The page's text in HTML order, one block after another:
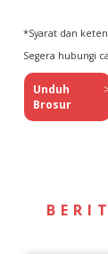
*Syarat dan
Segera hubungi
Unduh
Brosur